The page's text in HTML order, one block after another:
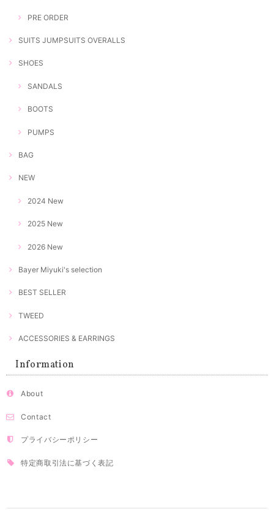
PRE ORDER
SUITS JUMPSUITS OVERALLS
SHOES
SANDALS
BOOTS
PUMPS
BAG
NEW
2024 New
2025 New
2026 New
Bayer Miyuki's selection
BEST SELLER
TWEED
ACCESSORIES & EARRINGS
Information
About
Contact
プライバシーポリシー
特定商取引法に基づく表記